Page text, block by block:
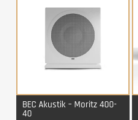
BEC Akustik – Moritz 400-
40